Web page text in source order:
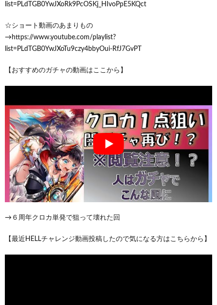
list=PLdTGB0YwJXoRk9PcOSKj_HIvoPpE5KQct
☆ショート動画のあまりもの
→https://www.youtube.com/playlist?
list=PLdTGB0YwJXoTu9czy4bbyOui-RfJ7GvPT
【おすすめのガチャの動画はここから】
→６周年クロカ単発で狙って壊れた回
【最近HELLチャレンジ動画投稿したので気になる方はこちらから】